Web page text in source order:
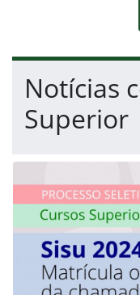
Fim da navegação
Início do conteúdo
Notícias
Superior